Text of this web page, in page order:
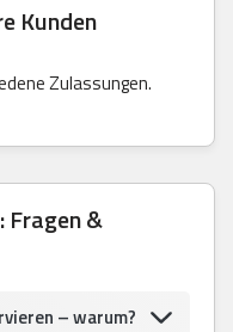
Kunden
Zulassungen.
Fragen &
– warum?